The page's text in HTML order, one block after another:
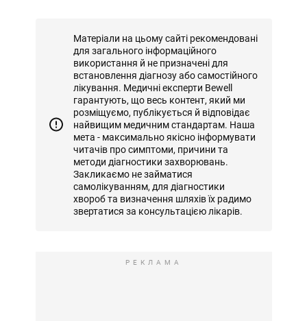
Матеріали на цьому сайті рекомендовані
для загального інформаційного
використання й не призначені для
встановлення діагнозу або самостійного
лікування. Медичні експерти Bewell
гарантують, що весь контент, який ми
розміщуємо, публікується й відповідає
найвищим медичним стандартам. Наша
мета - максимально якісно інформувати
читачів про симптоми, причини та
методи діагностики захворювань.
Закликаємо не займатися
самолікуванням, для діагностики
хвороб та визначення шляхів їх радимо
звертатися за консультацією лікарів.
РЕКЛАМА